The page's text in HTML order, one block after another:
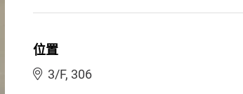
位置
3/F, 306